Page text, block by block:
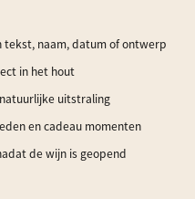
naam, datum of ontwerp
in het hout
uitstraling
en cadeau momenten
de wijn is geopend